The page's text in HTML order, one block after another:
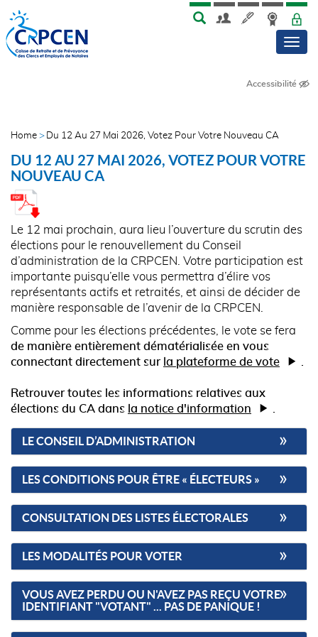
Skip
to
main
Aller
au
contenu
principal
MENU
Accessibilité
D'ARIANE
Home Du 12 Au 27 Mai 2026, Votez Pour Votre Nouveau CA
DU 12 AU 27 MAI 2026, VOTEZ POUR VOTRE
NOUVEAU CA
Le 12 mai prochain, aura lieu l’ouverture du scrutin des
élections pour le renouvellement du Conseil
d’administration de la CRPCEN. Votre participation est
importante puisqu’elle vous permettra d’élire vos
représentants actifs et retraités, et ainsi de décider de
manière responsable de l’avenir de la CRPCEN.
Comme pour les élections précédentes, le vote se fera
de manière entièrement dématérialisée en vous
connectant directement sur la plateforme de vote
Retrouver toutes les informations relatives aux
élections du CA dans la notice d'information
LE CONSEIL D’ADMINISTRATION
LES CONDITIONS POUR ÊTRE « ÉLECTEURS »
CONSULTATION DES LISTES ÉLECTORALES
LES MODALITÉS POUR VOTER
VOUS AVEZ PERDU OU N'AVEZ PAS REÇU VOTRE
IDENTIFIANT "VOTANT" ... PAS DE PANIQUE !